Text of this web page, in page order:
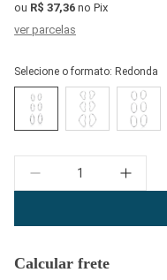
ou R$ 37,36 no Pix
ver parcelas
Selecione o formato: Redonda
Quantidade
Calcular frete